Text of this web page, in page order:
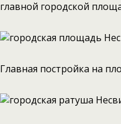
главной городской
Главная постройка на